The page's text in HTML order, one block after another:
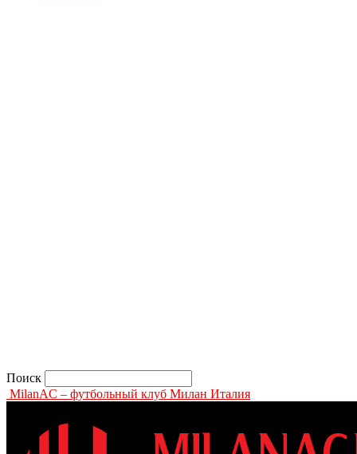
Поиск
MilanAC – футбольный клуб Милан Италия